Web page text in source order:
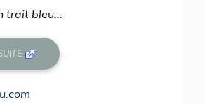
trait bleu...